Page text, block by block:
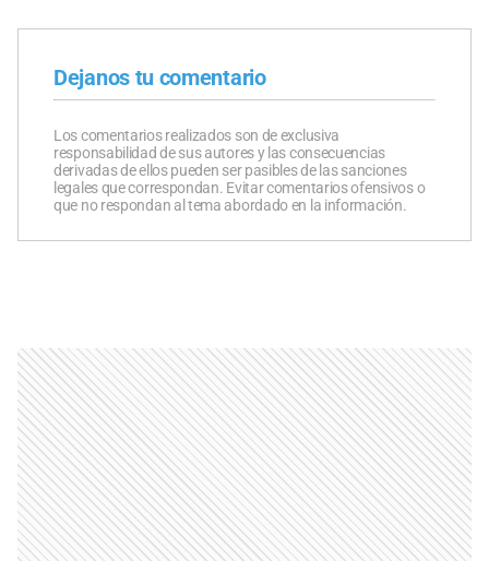
Dejanos tu comentario
Los comentarios realizados son de exclusiva
responsabilidad de sus autores y las consecuencias
derivadas de ellos pueden ser pasibles de las sanciones
legales que correspondan. Evitar comentarios ofensivos o
que no respondan al tema abordado en la información.